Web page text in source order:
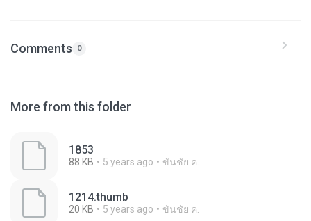
Comments 0
More from this folder
1853
88 KB 5 years ago ขันชัย ค.
1214.thumb
20 KB 5 years ago ขันชัย ค.